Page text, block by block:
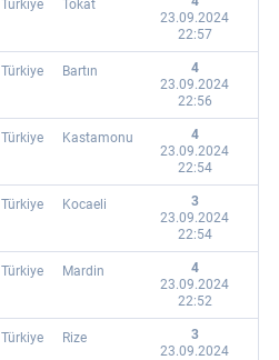
Türkiye Tokat
23.09.2024
22:57
Türkiye Bartın
4
23.09.2024
22:56
Türkiye Kastamonu
4
23.09.2024
22:54
Türkiye Kocaeli
3
23.09.2024
22:54
Türkiye Mardin
4
23.09.2024
22:52
Türkiye Rize
3
23.09.2024